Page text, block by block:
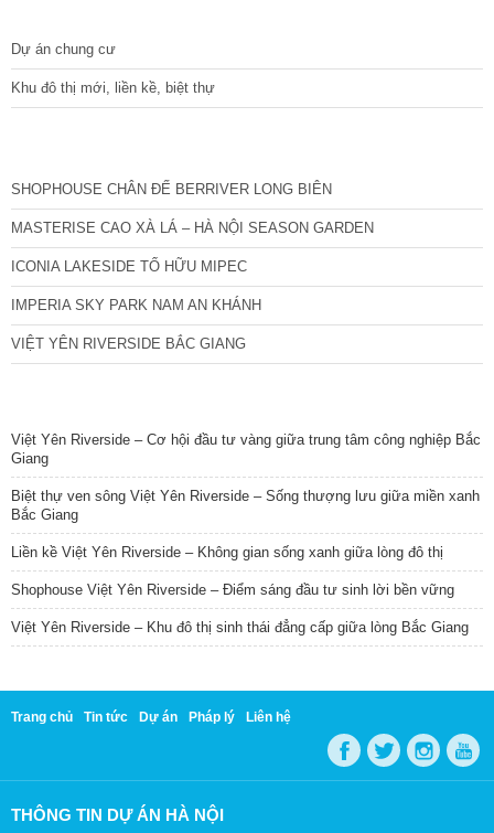
Dự án chung cư
Khu đô thị mới, liền kề, biệt thự
SHOPHOUSE CHÂN ĐẾ BERRIVER LONG BIÊN
MASTERISE CAO XÀ LÁ – HÀ NỘI SEASON GARDEN
ICONIA LAKESIDE TỐ HỮU MIPEC
IMPERIA SKY PARK NAM AN KHÁNH
VIỆT YÊN RIVERSIDE BẮC GIANG
Việt Yên Riverside – Cơ hội đầu tư vàng giữa trung tâm công nghiệp Bắc
Giang
Biệt thự ven sông Việt Yên Riverside – Sống thượng lưu giữa miền xanh
Bắc Giang
Liền kề Việt Yên Riverside – Không gian sống xanh giữa lòng đô thị
Shophouse Việt Yên Riverside – Điểm sáng đầu tư sinh lời bền vững
Việt Yên Riverside – Khu đô thị sinh thái đẳng cấp giữa lòng Bắc Giang
Trang chủ Tin tức Dự án Pháp lý Liên hệ
THÔNG TIN DỰ ÁN HÀ NỘI